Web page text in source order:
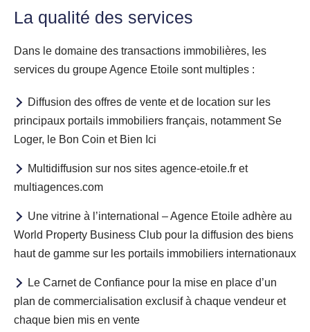
La qualité des services
Dans le domaine des transactions immobilières, les
services du groupe Agence Etoile sont multiples :
Diffusion des offres de vente et de location sur les
principaux portails immobiliers français, notamment Se
Loger, le Bon Coin et Bien Ici
Multidiffusion sur nos sites agence-etoile.fr et
multiagences.com
Une vitrine à l’international – Agence Etoile adhère au
World Property Business Club pour la diffusion des biens
haut de gamme sur les portails immobiliers internationaux
Le Carnet de Confiance pour la mise en place d’un
plan de commercialisation exclusif à chaque vendeur et
chaque bien mis en vente